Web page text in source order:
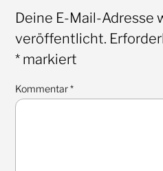
Deine E-Mail-Adresse
veröffentlicht.
*markiert
Kommentar*